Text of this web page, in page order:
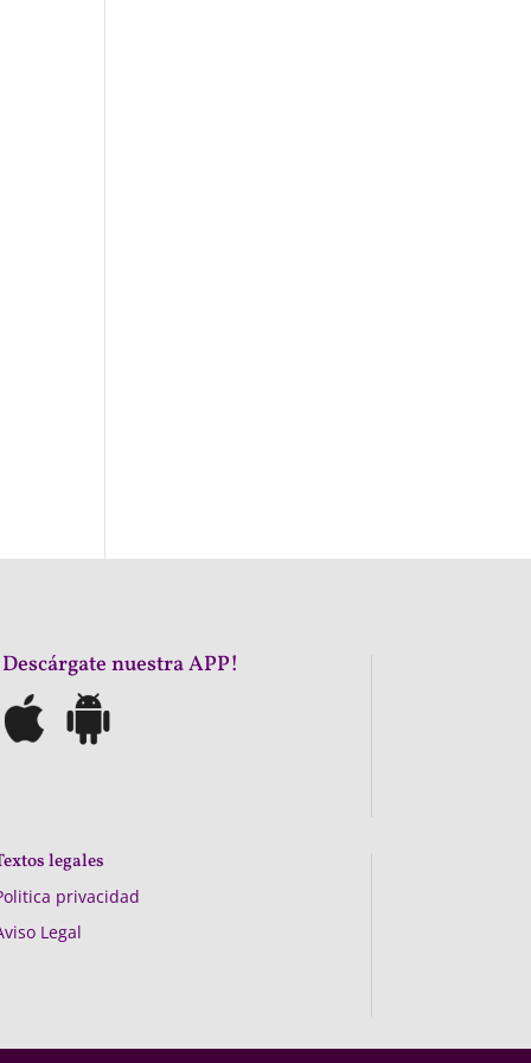
nuestra APP!
legales
privacidad
Legal